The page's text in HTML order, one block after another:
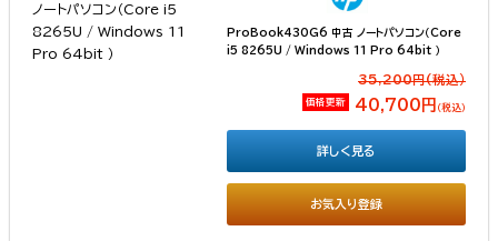
ProBook430G6 中古 ノートパソコン（Core
i5 8265U / Windows 11 Pro 64bit ）
35,200円(税込）
価格更新 40,700円 （税込）
お気入り登録
詳しく見る